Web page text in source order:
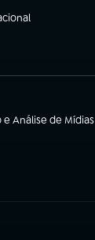
Análise de Mídias